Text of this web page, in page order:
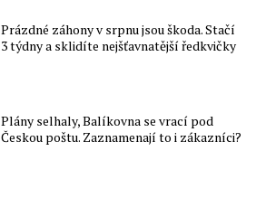
Prázdné záhony v srpnu jsou škoda. Stačí
3 týdny a sklidíte nejšťavnatější ředkvičky
Plány selhaly, Balíkovna se vrací pod
Českou poštu. Zaznamenají to i zákazníci?